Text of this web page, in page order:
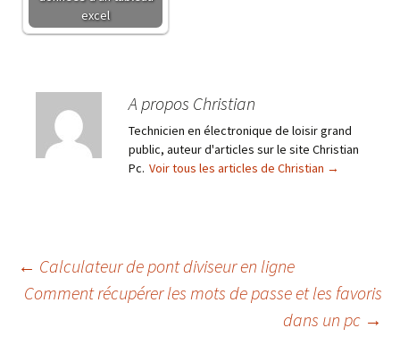
excel
A propos Christian
Technicien en électronique de loisir grand
public, auteur d'articles sur le site Christian
Pc. Voir tous les articles de Christian →
Navigation
← Calculateur de pont diviseur en ligne
Comment récupérer les mots de passe et les favoris
dans un pc →